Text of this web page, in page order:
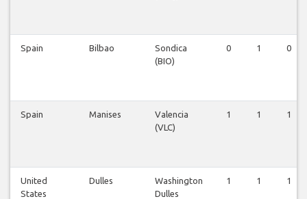
Spain Bilbao
Sondica
(BIO)
0 1 0
Spain Manises
Valencia
(VLC)
1 1 1
United
States
Dulles
Washington
Dulles
1 1 1